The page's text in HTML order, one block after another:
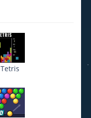
Tetris